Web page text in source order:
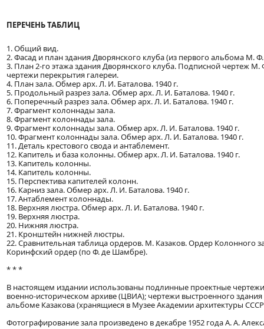
ПЕРЕЧЕНЬ ТАБЛИЦ
1. Общий вид.
2. Фасад и план здания Дворянского клуба (из первого альбома М.
3. План 2-го этажа здания Дворянского клуба. Подписной чертеж
чертежи перекрытия галереи.
4. План зала. Обмер арх. Л. И. Баталова. 1940 г.
5. Продольный разрез зала. Обмер арх. Л. И. Баталова. 1940 г.
6. Поперечный разрез зала. Обмер арх. Л. И. Баталова. 1940 г.
7. Фрагмент колоннады зала.
8. Фрагмент колоннады зала.
9. Фрагмент колоннады зала. Обмер арх. Л. И. Баталова. 1940 г.
10. Фрагмент колоннады зала. Обмер арх. Л. И. Баталова. 1940 г.
11. Деталь крестового свода и антаблемент.
12. Капитель и база колонны. Обмер арх. Л. И. Баталова. 1940 г.
13. Капитель колонны.
14. Капитель колонны.
15. Перспектива капителей колонн.
16. Карниз зала. Обмер арх. Л. И. Баталова. 1940 г.
17. Антаблемент колоннады.
18. Верхняя люстра. Обмер арх. Л. И. Баталова. 1940 г.
19. Верхняя люстра.
20. Нижняя люстра.
21. Кронштейн нижней люстры.
22. Сравнительная таблица ордеров. М. Казаков. Ордер Колонного
Коринфский ордер (по Ф. де Шамбре).
* * *
В настоящем издании использованы подлинные проектные
военно-историческом архиве (ЦВИА); чертежи выстроенного
альбоме Казакова (хранящиеся в Музее Академии архитектуры
Фотографирование зала произведено в декабре 1952 года А. А.